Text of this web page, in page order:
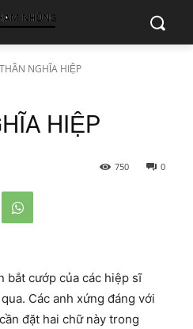
NGHĨA HIỆP
HIỆP
0
750
bắt cướp của các hiệp sĩ
Các anh xứng đáng với
đặt hai chữ này trong